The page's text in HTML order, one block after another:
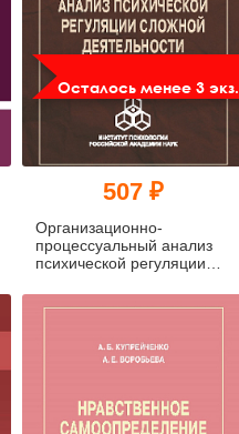
Осталось менее 3 экз.
507 ₽
Организационно-
процессуальный анализ
психической регуляции